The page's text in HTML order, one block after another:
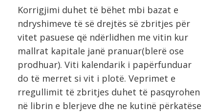
Korrigjimi duhet të bëhet mbi bazat e
ndryshimeve të së drejtës së zbritjes për
vitet pasuese që ndërlidhen me vitin kur
mallrat kapitale janë pranuar(blerë ose
prodhuar). Viti kalendarik i papërfunduar
do të merret si vit i plotë. Veprimet e
rregullimit të zbritjes duhet të pasqyrohen
në librin e blerjeve dhe ne kutinë përkatëse